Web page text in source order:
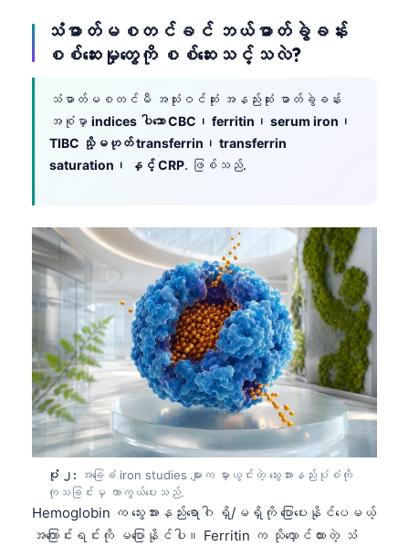
သံဓာတ်မစတင်ခင် ဘယ်ဓာတ်ခွဲခန်း
စစ်ဆေးမှုတွေကို စစ်ဆေးသင့်သလဲ?
သံဓာတ်မစတင်မီ အသုံးဝင်ဆုံး အနည်းဆုံး ဓာတ်ခွဲခန်း
အစုံမှာ indices ပါသော CBC၊ ferritin၊ serum iron၊
TIBC သို့မဟုတ် transferrin၊ transferrin
saturation၊ နှင့် CRP. ဖြစ်သည်.
ပုံ ၂: အခြေခံ iron studies များက မှားယွင်းတဲ့ သွေးအားနည်းပုံစံကို
ကုသခြင်းမှ ကာကွယ်ပေးသည်.
Hemoglobin က သွေးအားနည်းရောဂါ ရှိ/မရှိကို ပြောပေးနိုင်ပေမယ့်
အကြောင်းရင်းကို မပြောနိုင်ပါ။ Ferritin က သိုလှောင်ထားတဲ့ သံ